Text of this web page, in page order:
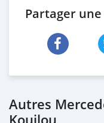
Partager
Autres